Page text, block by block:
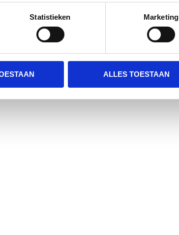
Statistieken Marketing
ALLES TOESTAAN